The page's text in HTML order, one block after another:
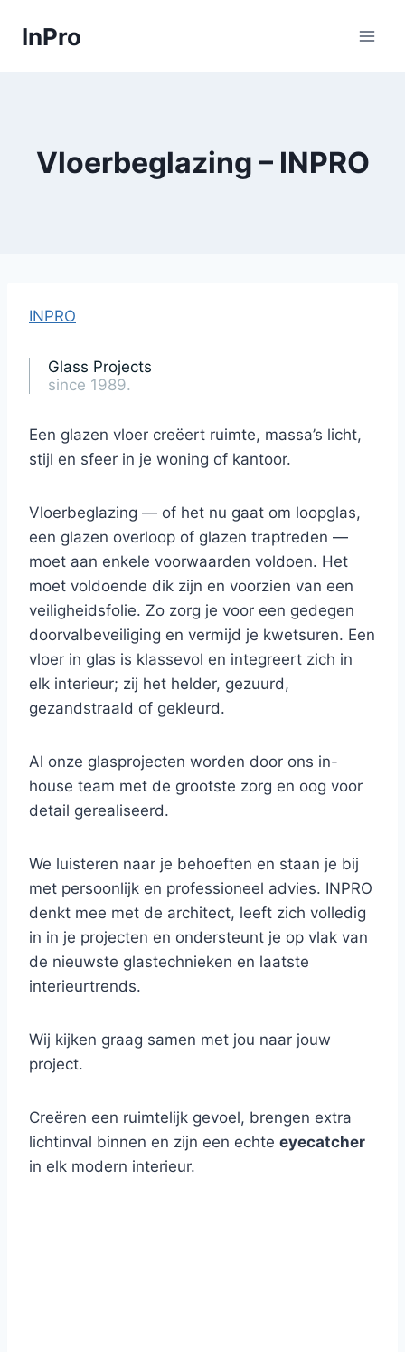
InPro
Vloerbeglazing – INPRO
INPRO
Glass Projects
since 1989.
Een glazen vloer creëert ruimte, massa’s licht,
stijl en sfeer in je woning of kantoor.
Vloerbeglazing — of het nu gaat om loopglas,
een glazen overloop of glazen traptreden —
moet aan enkele voorwaarden voldoen. Het
moet voldoende dik zijn en voorzien van een
veiligheidsfolie. Zo zorg je voor een gedegen
doorvalbeveiliging en vermijd je kwetsuren. Een
vloer in glas is klassevol en integreert zich in
elk interieur; zij het helder, gezuurd,
gezandstraald of gekleurd.
Al onze glasprojecten worden door ons in-
house team met de grootste zorg en oog voor
detail gerealiseerd.
We luisteren naar je behoeften en staan je bij
met persoonlijk en professioneel advies. INPRO
denkt mee met de architect, leeft zich volledig
in in je projecten en ondersteunt je op vlak van
de nieuwste glastechnieken en laatste
interieurtrends.
Wij kijken graag samen met jou naar jouw
project.
Creëren een ruimtelijk gevoel, brengen extra
lichtinval binnen en zijn een echte eyecatcher
in elk modern interieur.